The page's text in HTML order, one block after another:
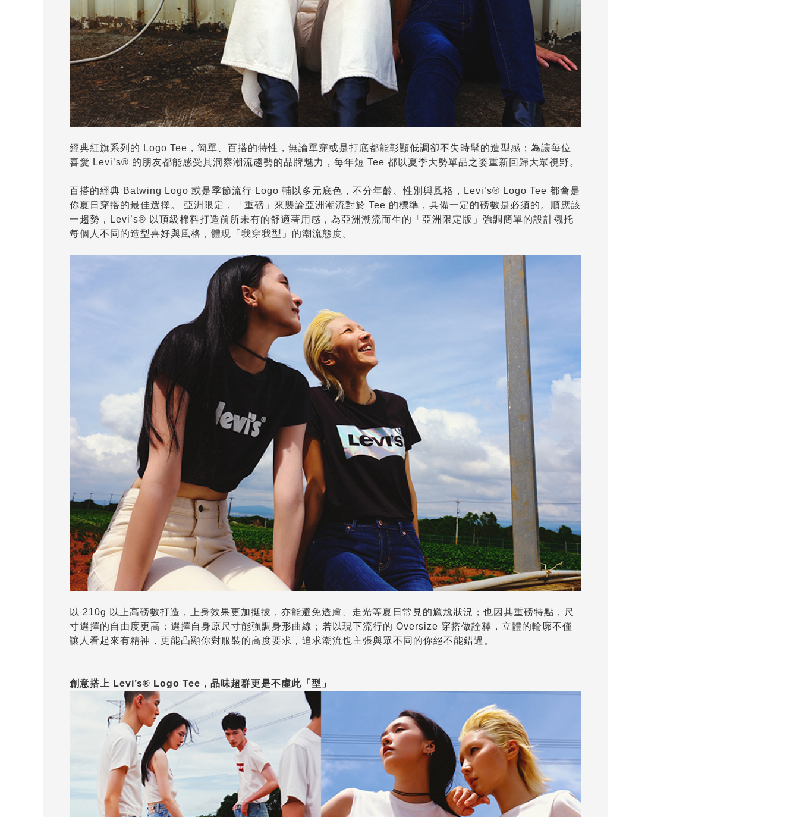
經典紅旗系列的 Logo Tee，簡單、百搭的特性，無論單穿或是打底都能彰顯低調卻不失時髦的造型感；為讓每位
喜愛 Levi’s® 的朋友都能感受其洞察潮流趨勢的品牌魅力，每年短 Tee 都以夏季大勢單品之姿重新回歸大眾視野。
百搭的經典 Batwing Logo 或是季節流行 Logo 輔以多元底色，不分年齡、性別與風格，Levi’s® Logo Tee 都會是
你夏日穿搭的最佳選擇。 亞洲限定，「重磅」來襲論亞洲潮流對於 Tee 的標準，具備一定的磅數是必須的。順應該
一趨勢，Levi’s® 以頂級棉料打造前所未有的舒適著用感，為亞洲潮流而生的「亞洲限定版」強調簡單的設計襯托
每個人不同的造型喜好與風格，體現「我穿我型」的潮流態度。
以 210g 以上高磅數打造，上身效果更加挺拔，亦能避免透膚、走光等夏日常見的尷尬狀況；也因其重磅特點，尺
寸選擇的自由度更高：選擇自身原尺寸能強調身形曲線；若以現下流行的 Oversize 穿搭做詮釋，立體的輪廓不僅
讓人看起來有精神，更能凸顯你對服裝的高度要求，追求潮流也主張與眾不同的你絕不能錯過。
創意搭上 Levi’s® Logo Tee，品味超群更是不虛此「型」